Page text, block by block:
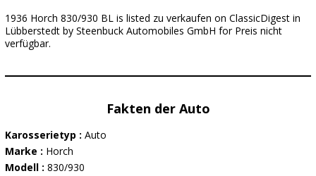
1936 Horch 830/930 BL is listed zu verkaufen on ClassicDigest in
Lübberstedt by Steenbuck Automobiles GmbH for Preis nicht
verfügbar.
Fakten der Auto
Karosserietyp : Auto
Marke : Horch
Modell : 830/930